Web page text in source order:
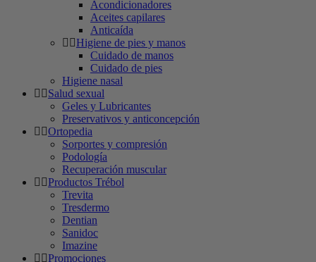
Acondicionadores
Aceites capilares
Anticaída
Higiene de pies y manos
Cuidado de manos
Cuidado de pies
Higiene nasal
Salud sexual
Geles y Lubricantes
Preservativos y anticoncepción
Ortopedia
Sorportes y compresión
Podología
Recuperación muscular
Productos Trébol
Trevita
Tresdermo
Dentian
Sanidoc
Imazine
Promociones